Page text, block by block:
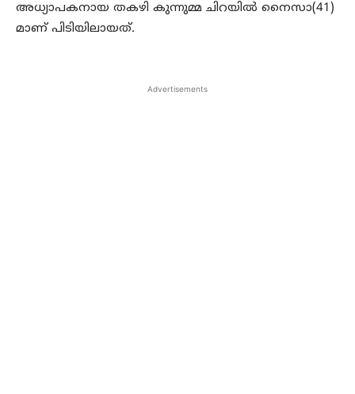
അധ്യാപകനായ തകഴി കുന്നുമ്മ ചിറയില്‍ നൈസാ(41)
മാണ് പിടിയിലായത്.
Advertisements